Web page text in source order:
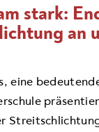
stark:
an
eine